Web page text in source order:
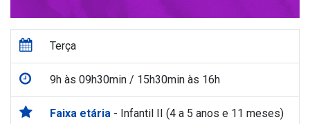
Terça
9h às 09h30min / 15h30min às 16h
Faixa etária - Infantil II (4 a 5 anos e 11 meses)